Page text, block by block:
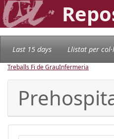
Last 15 days Llistat per
Treballs Fi de GrauInfermeria